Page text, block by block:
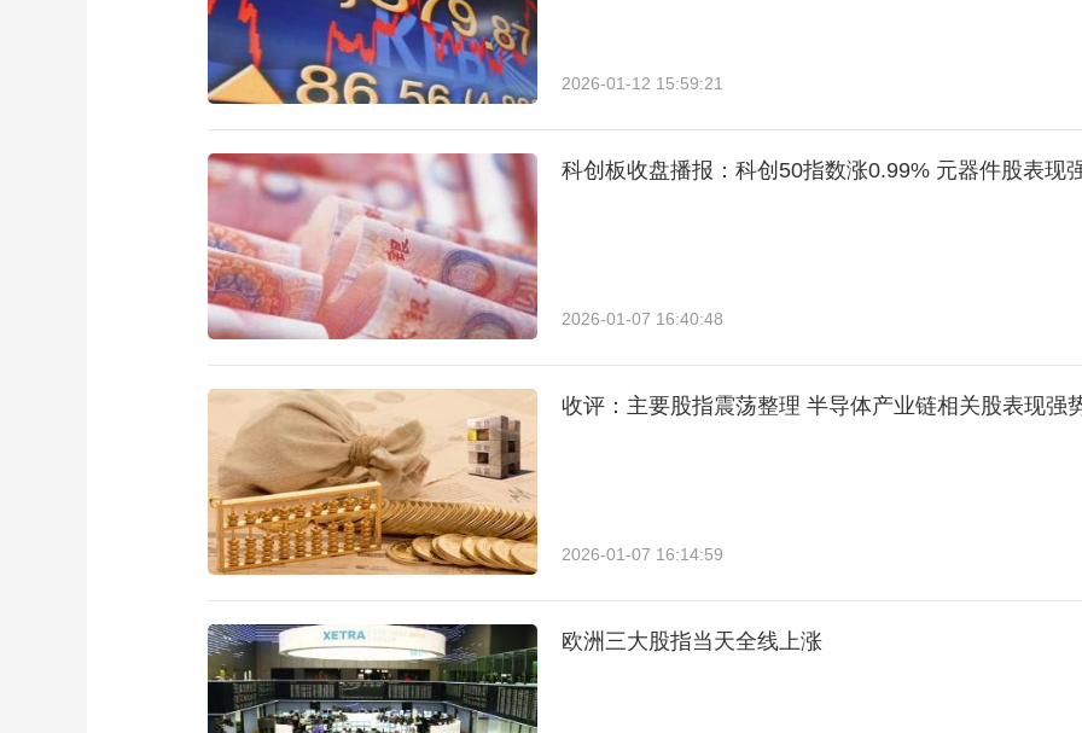
2026-01-12 15:59:21
科创板收盘播报：科创50指数涨0.99% 元器件股表现
2026-01-07 16:40:48
收评：主要股指震荡整理 半导体产业链相关股表现强
2026-01-07 16:14:59
欧洲三大股指当天全线上涨